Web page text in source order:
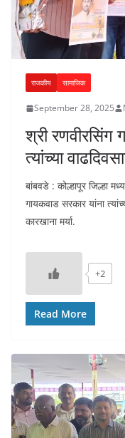
राजकीय सामाजिक
September 28, 2025
श्री रणवीरसिंग
त्यांच्या
बांबवडे : कोल्हापूर जिल्हा
गायकवाड सरकार यांना
कारखाना मर्या.
+2
Read More